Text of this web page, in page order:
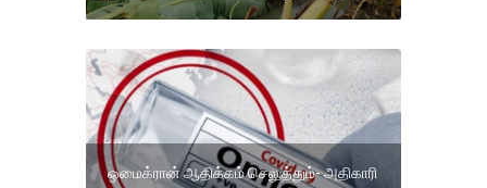
ஒமைக்ரான் ஆதிக்கம் செலுத்தும்- அதிகாரி